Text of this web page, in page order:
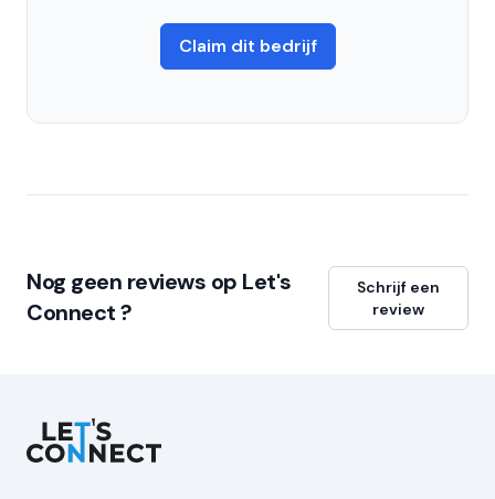
Claim dit bedrijf
Nog geen reviews op Let's
Connect ?
Schrijf een
review
Let's Connect